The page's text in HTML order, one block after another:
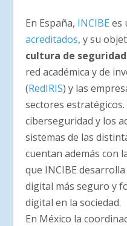
En España, INCIBEes
acreditados, y su
cultura de
red académica y de
(RedIRIS) y las
sectores
ciberseguridad y los
sistemas de las
cuentan además con
que INCIBE
digital más seguro y
digital en la sociedad.
En México la